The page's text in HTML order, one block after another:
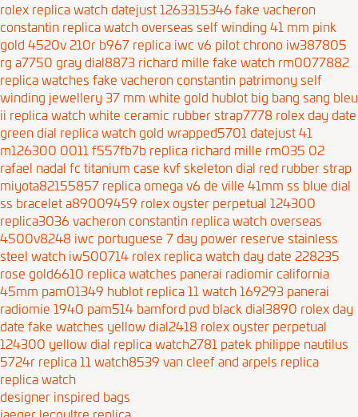
rolex replica watch datejust 1263315346 fake vacheron
constantin replica watch overseas self winding 41 mm pink
gold 4520v 210r b967 replica iwc v6 pilot chrono iw387805
rg a7750 gray dial8873 richard mille fake watch rm0077882
replica watches fake vacheron constantin patrimony self
winding jewellery 37 mm white gold hublot big bang sang bleu
ii replica watch white ceramic rubber strap7778 rolex day date
green dial replica watch gold wrapped5701 datejust 41
m126300 0011 f557fb7b replica richard mille rm035 02
rafael nadal fc titanium case kvf skeleton dial red rubber strap
miyota82155857 replica omega v6 de ville 41mm ss blue dial
ss bracelet a89009459 rolex oyster perpetual 124300
replica3036 vacheron constantin replica watch overseas
4500v8248 iwc portuguese 7 day power reserve stainless
steel watch iw500714 rolex replica watch day date 228235
rose gold6610 replica watches panerai radiomir california
45mm pam01349 hublot replica 11 watch 169293 panerai
radiomie 1940 pam514 bamford pvd black dial3890 rolex day
date fake watches yellow dial2418 rolex oyster perpetual
124300 yellow dial replica watch2781 patek philippe nautilus
5724r replica 11 watch8539 van cleef and arpels replica
replica watch
designer inspired bags